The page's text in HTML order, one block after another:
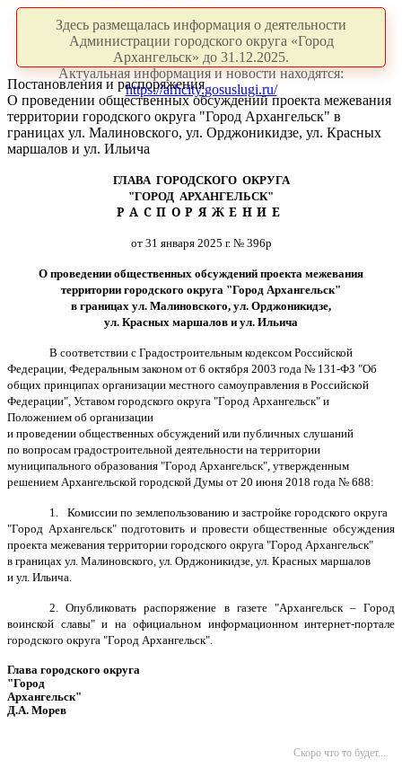
Здесь размещалась информация о деятельности
Администрации городского округа «Город
Архангельск» до 31.12.2025.
Актуальная информация и новости находятся:
https://arhcity.gosuslugi.ru/
Постановления и распоряжения
О проведении общественных обсуждений проекта межевания
территории городского округа "Город Архангельск" в
границах ул. Малиновского, ул. Орджоникидзе, ул. Красных
маршалов и ул. Ильича
ГЛАВА ГОРОДСКОГО ОКРУГА
"ГОРОД АРХАНГЕЛЬСК"
РАСПОРЯЖЕНИЕ
от 31 января 2025 г. № 396р
О проведении общественных обсуждений проекта межевания
территории городского округа "Город Архангельск"
в границах ул. Малиновского, ул. Орджоникидзе,
ул. Красных маршалов и ул. Ильича
В соответствии с Градостроительным кодексом Российской
Федерации, Федеральным законом от 6 октября 2003 года № 131-ФЗ "Об
общих принципах организации местного самоуправления в Российской
Федерации", Уставом городского округа "Город Архангельск" и
Положением об организации
и проведении общественных обсуждений или публичных слушаний
по вопросам градостроительной деятельности на территории
муниципального образования "Город Архангельск", утвержденным
решением Архангельской городской Думы от 20 июня 2018 года № 688:
1.
Комиссии по землепользованию и застройке городского округа
"Город Архангельск" подготовить и провести общественные обсуждения
проекта межевания территории городского округа "Город Архангельск"
в границах ул. Малиновского, ул. Орджоникидзе, ул. Красных маршалов
и ул. Ильича.
2. Опубликовать распоряжение в газете "Архангельск – Город
воинской славы" и на официальном информационном интернет-портале
городского округа "Город Архангельск".
Глава городского округа
"Город
Архангельск"
Д.А. Морев
Скоро что то будет...